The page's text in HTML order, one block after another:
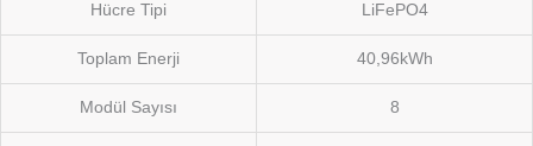
Hücre Tipi LiFePO4
Toplam Enerji 40,96kWh
Modül Sayısı 8